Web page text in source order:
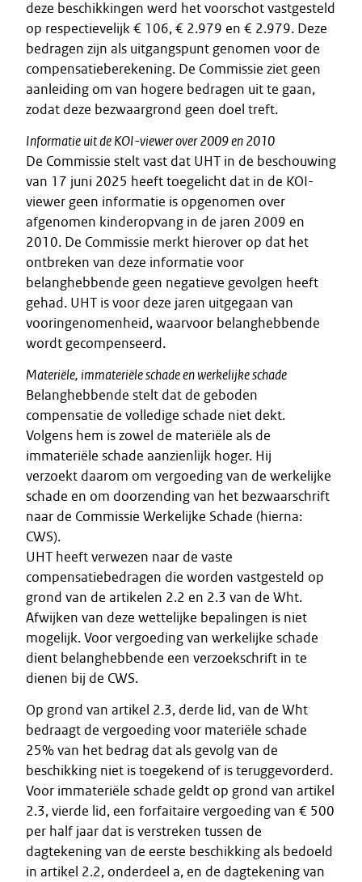
deze beschikkingen werd het voorschot vastgesteld
op respectievelijk € 106, € 2.979 en € 2.979. Deze
bedragen zijn als uitgangspunt genomen voor de
compensatieberekening. De Commissie ziet geen
aanleiding om van hogere bedragen uit te gaan,
zodat deze bezwaargrond geen doel treft.
Informatie uit de KOI-viewer over 2009 en 2010
De Commissie stelt vast dat UHT in de beschouwing
van 17 juni 2025 heeft toegelicht dat in de KOI-
viewer geen informatie is opgenomen over
afgenomen kinderopvang in de jaren 2009 en
2010. De Commissie merkt hierover op dat het
ontbreken van deze informatie voor
belanghebbende geen negatieve gevolgen heeft
gehad. UHT is voor deze jaren uitgegaan van
vooringenomenheid, waarvoor belanghebbende
wordt gecompenseerd.
Materiële, immateriële schade en werkelijke schade
Belanghebbende stelt dat de geboden
compensatie de volledige schade niet dekt.
Volgens hem is zowel de materiële als de
immateriële schade aanzienlijk hoger. Hij
verzoekt daarom om vergoeding van de werkelijke
schade en om doorzending van het bezwaarschrift
naar de Commissie Werkelijke Schade (hierna:
CWS).
UHT heeft verwezen naar de vaste
compensatiebedragen die worden vastgesteld op
grond van de artikelen 2.2 en 2.3 van de Wht.
Afwijken van deze wettelijke bepalingen is niet
mogelijk. Voor vergoeding van werkelijke schade
dient belanghebbende een verzoekschrift in te
dienen bij de CWS.
Op grond van artikel 2.3, derde lid, van de Wht
bedraagt de vergoeding voor materiële schade
25% van het bedrag dat als gevolg van de
beschikking niet is toegekend of is teruggevorderd.
Voor immateriële schade geldt op grond van artikel
2.3, vierde lid, een forfaitaire vergoeding van € 500
per half jaar dat is verstreken tussen de
dagtekening van de eerste beschikking als bedoeld
in artikel 2.2, onderdeel a, en de dagtekening van